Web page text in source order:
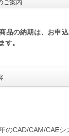
ご案内
品の納期は、お申
す。
のCAD/CAM/CAEシ